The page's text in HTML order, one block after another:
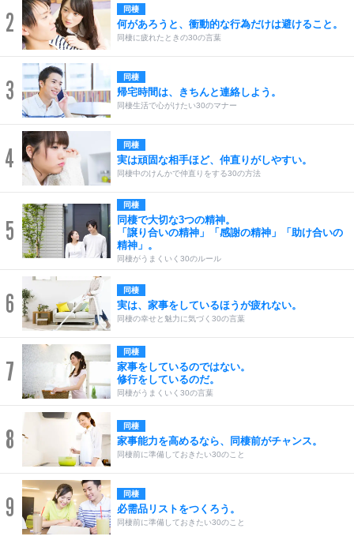
2 同棲
何があろうと、衝動的な行為だけは避けること。
同棲に疲れたときの30の言葉
3 同棲
帰宅時間は、きちんと連絡しよう。
同棲生活で心がけたい30のマナー
4 同棲
実は頑固な相手ほど、仲直りがしやすい。
同棲中のけんかで仲直りをする30の方法
5
同棲
同棲で大切な3つの精神。
「譲り合いの精神」「感謝の精神」「助け合いの
精神」。
同棲がうまくいく30のルール
6 同棲
実は、家事をしているほうが疲れない。
同棲の幸せと魅力に気づく30の言葉
7
同棲
家事をしているのではない。
修行をしているのだ。
同棲がうまくいく30の言葉
8 同棲
家事能力を高めるなら、同棲前がチャンス。
同棲前に準備しておきたい30のこと
9 同棲
必需品リストをつくろう。
同棲前に準備しておきたい30のこと